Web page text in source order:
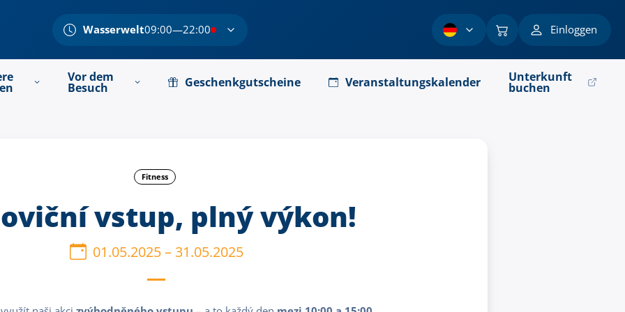
Wasserwelt09:00—22:00 Einloggen
Vor dem
Besuch Geschenkgutscheine Veranstaltungskalender Unterkunft
buchen
Fitness
vstup, plný výkon!
01.05.2025– 31.05.2025